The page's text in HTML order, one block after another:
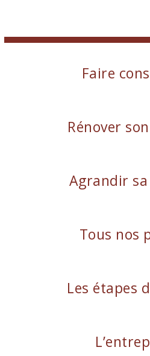
Faire
Rénover
Agrandir
Tous nos
Les étapes